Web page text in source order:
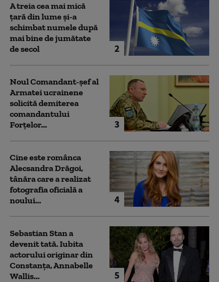
2
A treia cea mai mică
țară din lume și-a
schimbat numele după
mai bine de jumătate
de secol
3
Noul Comandant-șef al
Armatei ucrainene
solicită demiterea
comandantului
Forțelor...
4
Cine este românca
Alecsandra Drăgoi,
tânăra care a realizat
fotografia oficială a
noului...
5
Sebastian Stan a
devenit tată. Iubita
actorului originar din
Constanța, Annabelle
Wallis...